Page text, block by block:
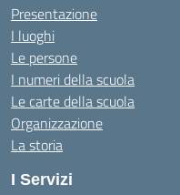
Presentazione
I luoghi
Le persone
I numeri della scuola
Le carte della scuola
Organizzazione
La storia
I Servizi